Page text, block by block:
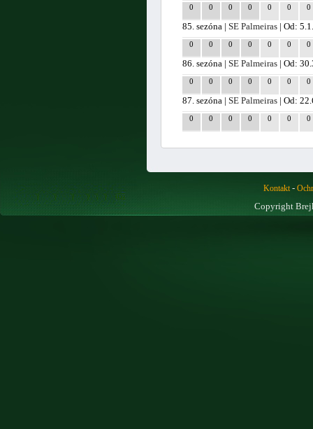
0 0 0 0 0 0 0
85. sezóna |SE Palmeiras | Od:
0 0 0 0 0 0 0
86. sezóna |SE Palmeiras | Od:
0 0 0 0 0 0 0
87. sezóna |SE Palmeiras | Od:
0 0 0 0 0 0 0
Kontakt-
Copyright